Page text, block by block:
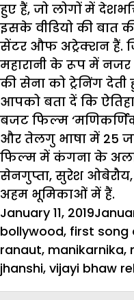
हुए हैं, जो लोगों में
इसके वीडियो की बात
सेंटर औफ अट्रेक्शन हैं.
महारानी के रूप में
की सेना को ट्रेनिंग देती
आपको बता दें कि
बजट फिल्म
और तेलगु भाषा में 25
फिल्म में कंगना के
सेनगुप्ता, सुरेश
अहम भूमिकाओं में हैं.
Posted
on
January 11, 2019
bollywood, first song
ranaut, manikarnika,
jhanshi, vijayi bhaw